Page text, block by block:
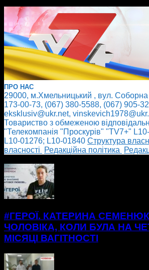
ПРО НАС
29000, м.Хмельницький , вул. Соборна
173-00-73, (067) 380-5588, (067) 905-
eksklusiv@ukr.net,
Товариство з обмеженою
"Телекомпанія "Проскурів" "TV7+"
L10-01276; L10-01840 Cтруктура
власності
Редакційна політика
#ГЕРОЇ. КАТЕРИНА
ЧОЛОВІКА, КОЛИ БУЛА НА
МІСЯЦІ ВАГІТНОСТІ